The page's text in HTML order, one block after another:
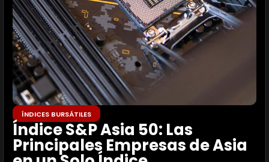
ÍNDICES BURSÁTILES
Índice S&P Asia 50: Las
Principales Empresas de Asia